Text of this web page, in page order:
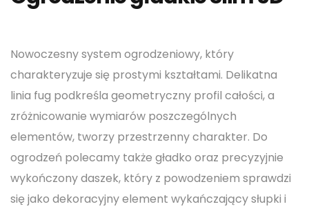
Nowoczesny system ogrodzeniowy, który
charakteryzuje się prostymi kształtami. Delikatna
linia fug podkreśla geometryczny profil całości, a
zróżnicowanie wymiarów poszczególnych
elementów, tworzy przestrzenny charakter. Do
ogrodzeń polecamy także gładko oraz precyzyjnie
wykończony daszek, który z powodzeniem sprawdzi
się jako dekoracyjny element wykańczający słupki i